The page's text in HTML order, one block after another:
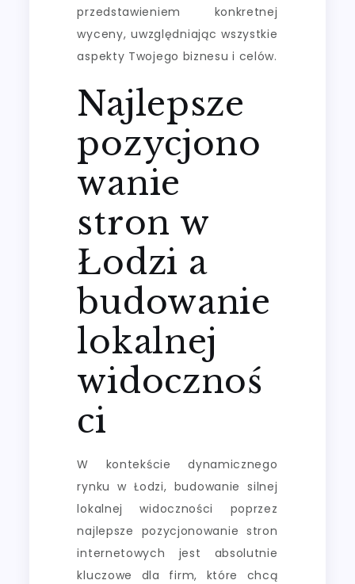
przedstawieniem konkretnej
wyceny, uwzględniając wszystkie
aspekty Twojego biznesu i celów.
Najlepsze
pozycjono
wanie
stron w
Łodzi a
budowanie
lokalnej
widocznoś
ci
W kontekście dynamicznego
rynku w Łodzi, budowanie silnej
lokalnej widoczności poprzez
najlepsze pozycjonowanie stron
internetowych jest absolutnie
kluczowe dla firm, które chcą